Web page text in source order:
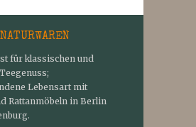
für klassischen und
Lebensart mit
Rattanmöbeln in Berlin